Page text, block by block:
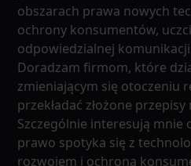
obszarach prawa nowych
ochrony konsumentów,
odpowiedzialnej
Doradzam firmom, które
zmieniającym się otoczeniu
przekładać złożone
Szczególnie interesują mnie
prawo spotyka się z
rozwojem i ochroną